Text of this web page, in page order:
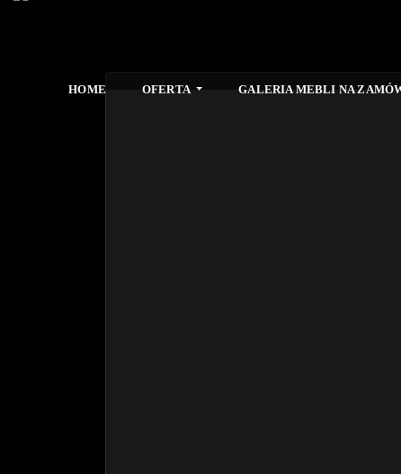
HOME OFERTA GALERIA MEBLI NA